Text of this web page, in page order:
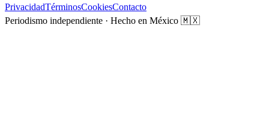
PrivacidadTérminosCookiesContacto
Periodismo independiente · Hecho en México 🇲🇽